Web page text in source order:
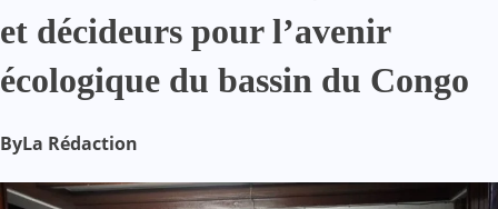
et décideurs pour l’avenir
écologique du bassin du Congo
ByLa Rédaction